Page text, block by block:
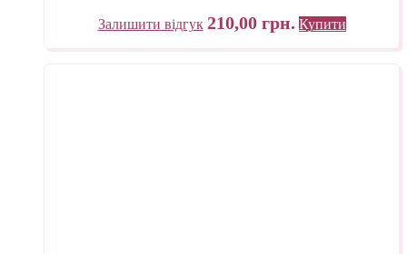
Залишити відгук 210,00 грн. Купити